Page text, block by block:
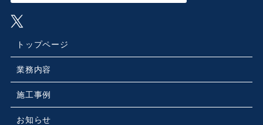
トップページ
業務内容
施工事例
お知らせ